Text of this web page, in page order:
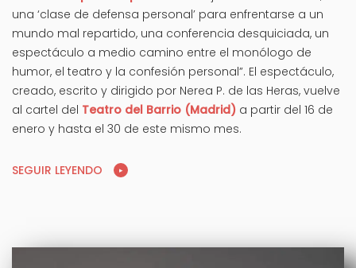
una ‘clase de defensa personal’ para enfrentarse a un
mundo mal repartido, una conferencia desquiciada, un
espectáculo a medio camino entre el monólogo de
humor, el teatro y la confesión personal”. El espectáculo,
creado, escrito y dirigido por Nerea P. de las Heras, vuelve
al cartel del Teatro del Barrio (Madrid) a partir del 16 de
enero y hasta el 30 de este mismo mes.
SEGUIR LEYENDO